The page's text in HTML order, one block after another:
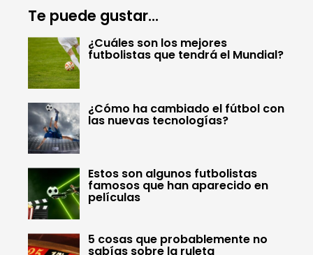
Te puede gustar...
¿Cuáles son los mejores
futbolistas que tendrá el Mundial?
¿Cómo ha cambiado el fútbol con
las nuevas tecnologías?
Estos son algunos futbolistas
famosos que han aparecido en
películas
5 cosas que probablemente no
sabías sobre la ruleta